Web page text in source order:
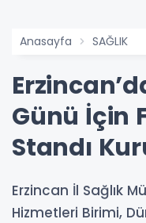
Anasayfa SAĞLIK
Günü İçin
Standı
Erzincan İl Sağlık
Hizmetleri Birimi,